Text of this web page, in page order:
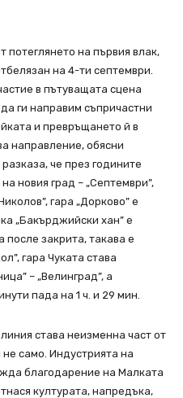
потеглянето на първия влак,
на 4-ти септември.
в пътуващата сцена
ги направим съпричастни
и превръщането й в
направление, обясни
че през годините
новия град – „Септември”,
гара „Дорково” е
„Бакърджийски хан” е
после закрита, такава е
гара Чуката става
– „Велинград”, а
пада на 1 ч. и 29 мин.
става неизменна част от
само. Индустрията на
благодарение на Малката
културата, напредъка,